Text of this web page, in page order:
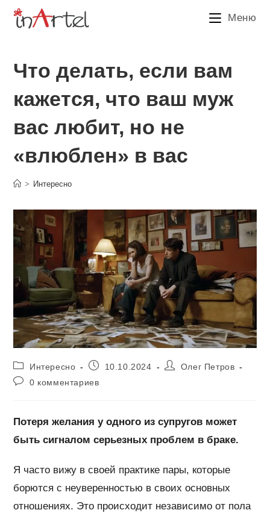
Перейти
Меню
Что делать, если вам
кажется, что ваш муж
вас любит, но не
«влюблен» в вас
> Интересно
Рубрика
записи:
Интересно
Запись10.10.2024
АвторОлег Петров
Комментарии
0 комментариев
Потеря желания у одного из супругов может
быть сигналом серьезных проблем в браке.
Я часто вижу в своей практике пары, которые
борются с неуверенностью в своих основных
отношениях. Это происходит независимо от пола